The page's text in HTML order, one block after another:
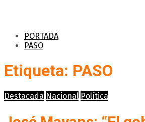
PORTADA
PASO
Etiqueta: PASO
Destacada Nacional Política